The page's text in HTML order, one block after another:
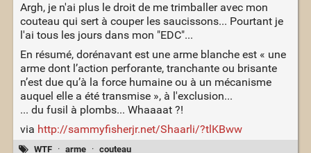
Argh, je n'ai plus le droit de me trimballer avec mon
couteau qui sert à couper les saucissons... Pourtant je
l'ai tous les jours dans mon "EDC"...
En résumé, dorénavant est une arme blanche est « une
arme dont l’action perforante, tranchante ou brisante
n’est due qu’à la force humaine ou à un mécanisme
auquel elle a été transmise », à l'exclusion...
... du fusil à plombs... Whaaaat ?!
via http://sammyfisherjr.net/Shaarli/?tlKBww
WTF · arme · couteau